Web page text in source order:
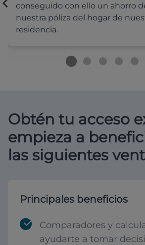
conseguido con ello un ahorro
nuestra póliza del hogar de
residencia.
Obtén tu acceso
empieza a
las siguientes
Principales beneficios
Comparadores y
ayudarte a tomar